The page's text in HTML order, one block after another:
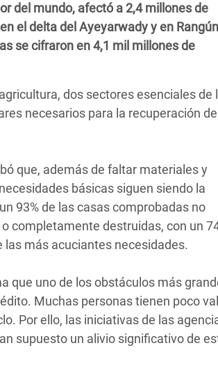
del mundo, afectó a 2,4 millones de
el delta del Ayeyarwady y en
se cifraron en 4,1 mil millones de
dos sectores esenciales de
necesarios para la recuperación del
que, además de faltar materiales y
básicas siguen siendo la
93% de las casas comprobadas no
completamente destruidas, con un
más acuciantes necesidades.
que uno de los obstáculos más
Muchas personas tienen poco
Por ello, las iniciativas de las
supuesto un alivio significativo de